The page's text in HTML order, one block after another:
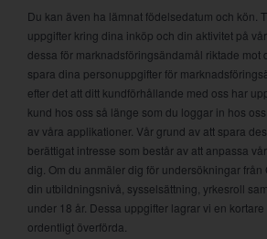
Du kan även ha lämnat födelsedatum och kön.
uppgifter kring dina inköp och din aktivitet på
dessa för marknadsföringsändamål riktade mot
spara dina personuppgifter för
efter det att ditt kundförhållande med oss har
kund hos oss så länge som du loggar in hos
av våra applikationer. Vår grund av att spara
berättigat intresse som består av att anpassa
dig. Om du anmäler dig för undersökningar från
din utbildningsnivå, sysselsättning, yrkesroll
under 18 år. Dessa uppgifter lagrar vi en
ordentligt överförda.